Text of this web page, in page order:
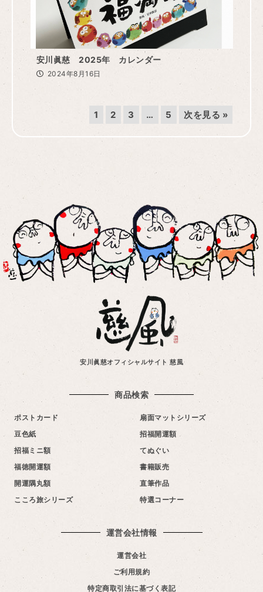
安川眞慈 2025年 カレンダー
2024年8月16日
1 2 3 … 5 次を見る »
安川眞慈オフィシャルサイト 慈風
商品検索
ポストカード
豆色紙
招福ミニ額
福徳開運額
開運隅丸額
こころ旅シリーズ
扇面マットシリーズ
招福開運額
てぬぐい
書籍販売
直筆作品
特選コーナー
運営会社情報​
運営会社
ご利用規約
特定商取引法に基づく表記